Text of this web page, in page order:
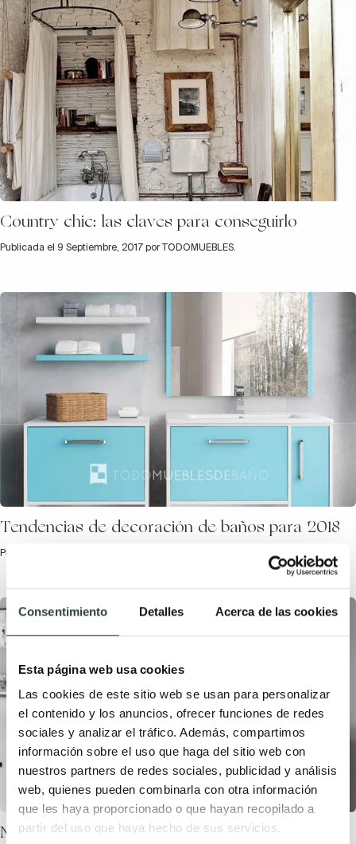
Consentimiento Detalles Acerca de las cookies
Esta página web usa cookies
Las cookies de este sitio web se usan para personalizar
el contenido y los anuncios, ofrecer funciones de redes
sociales y analizar el tráfico. Además, compartimos
información sobre el uso que haga del sitio web con
nuestros partners de redes sociales, publicidad y análisis
web, quienes pueden combinarla con otra información
que les haya proporcionado o que hayan recopilado a
partir del uso que haya hecho de sus servicios.
Country chic: las claves para conseguirlo
Publicada el 9 Septiembre, 2017 por TODOMUEBLES.
Tendencias de decoración de baños para 2018
Publicada el 6 Noviembre, 2017 por TODOMUEBLES.
Muebles baño de dos senos modernos